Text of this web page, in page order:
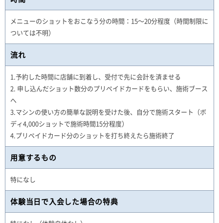
メニューのショットをおこなう分の時間：15～20分程度（時間制限に
ついては不明）
流れ
1.予約した時間に店舗に到着し、受付で先に会計を済ませる
2. 申し込んだショット数分のプリペイドカードをもらい、施術ブース
へ
3.マシンの使い方の簡単な説明を受けた後、自分で施術スタート（ボ
ディ4,000ショットで施術時間15分程度）
4.プリペイドカード分のショットを打ち終えたら施術終了
用意するもの
特になし
体験当日で入会した場合の特典